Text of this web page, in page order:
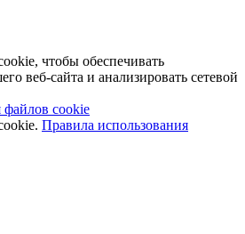
чтобы обеспечивать
веб-сайта и анализировать сетевой
файлов cookie
Правила использования